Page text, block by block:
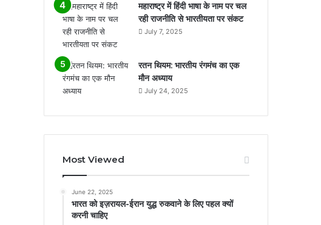
महाराष्ट्र में हिंदी भाषा के नाम पर चल
रही राजनीति से भारतीयता पर संकट
July 7, 2025
रतन थियम: भारतीय रंगमंच का एक
मौन अध्याय
July 24, 2025
Most Viewed
June 22, 2025
भारत को इज़रायल-ईरान युद्ध रुकवाने के लिए पहल क्यों
करनी चाहिए